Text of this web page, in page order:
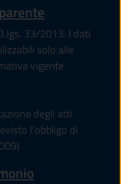
33/2013. I dati
solo alle
vigente
degli atti
l'obbligo di